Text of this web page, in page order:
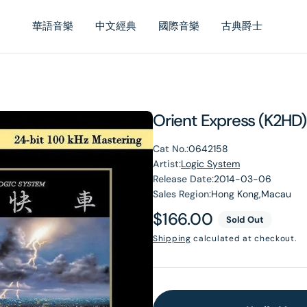
華語音樂 中文經典 國際音樂 古典爵士
Orient Express (K2HD)
Cat No.:0642158
Artist:Logic System
Release Date:2014-03-06
Sales Region:Hong Kong,Macau
Regular
price
$166.00 Sold Out
Shipping calculated at checkout.